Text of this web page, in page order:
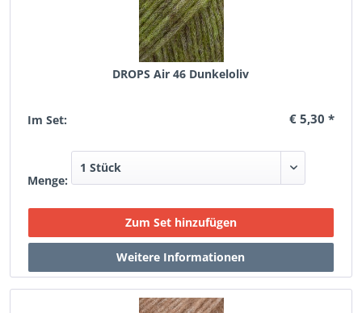
DROPS Air 46 Dunkeloliv
Im Set: € 5,30 *
Menge: